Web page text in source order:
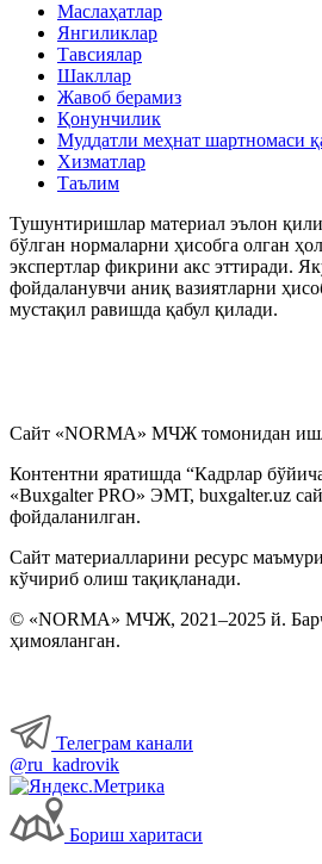
Маслаҳатлар
Янгиликлар
Тавсиялар
Шакллар
Жавоб берамиз
Қонунчилик
Муддатли меҳнат шартномаси
Хизматлар
Таълим
Тушунтиришлар материал эълон
бўлган нормаларни ҳисобга олган
экспертлар фикрини акс эттиради.
фойдаланувчи аниқ вазиятларни
мустақил равишда қабул қилади.
Сайт «NORMA» МЧЖ томонидан
Контентни яратишда “Кадрлар
«Buxgalter PRO» ЭМТ, buxgalter.uz
фойдаланилган.
Сайт материалларини ресурс
кўчириб олиш тақиқланади.
© «NORMA» МЧЖ, 2021–2025 й.
ҳимояланган.
Телеграм канали
@ru_kadrovik
Бориш харитаси